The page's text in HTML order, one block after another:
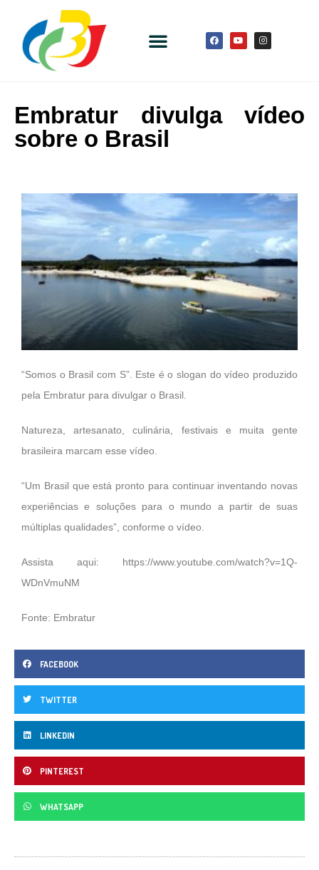
Embratur divulga vídeo
sobre o Brasil
“Somos o Brasil com S”. Este é o slogan do vídeo produzido
pela Embratur para divulgar o Brasil.
Natureza, artesanato, culinária, festivais e muita gente
brasileira marcam esse vídeo.
“Um Brasil que está pronto para continuar inventando novas
experiências e soluções para o mundo a partir de suas
múltiplas qualidades”, conforme o vídeo.
Assista aqui: https://www.youtube.com/watch?v=1Q-
WDnVmuNM
Fonte: Embratur
FACEBOOK
TWITTER
LINKEDIN
PINTEREST
WHATSAPP